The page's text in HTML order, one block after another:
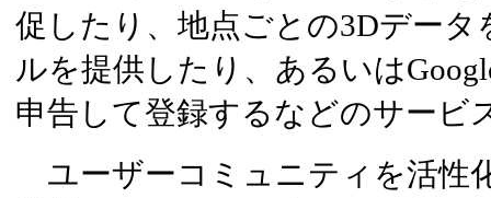
促したり、地点ごとの3Dデータ
ルを提供したり、あるいは
申告して登録するなどのサービ
ユーザーコミュニティを活性